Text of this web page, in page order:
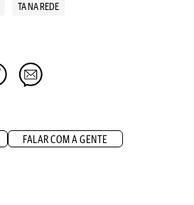
TA NA REDE
FALAR COM A GENTE